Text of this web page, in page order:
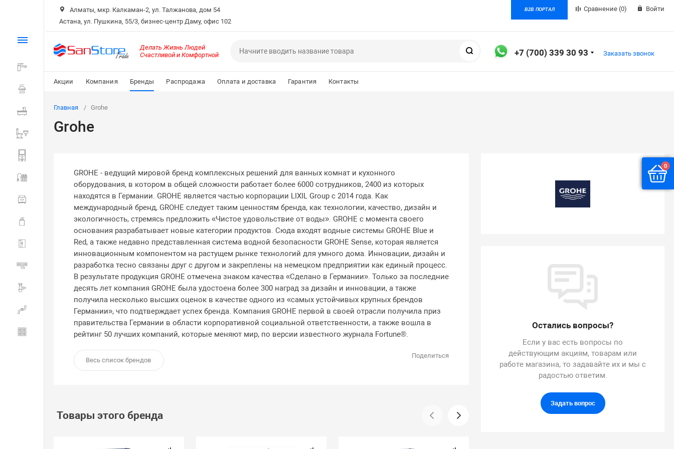
Алматы, мкр. Калкаман-2, ул. Талжанова, дом 54
Астана, ул. Пушкина, 55/3, бизнес-центр Даму, офис 102
B2B ПОРТАЛ Сравнение (0) Войти
Делать Жизнь Людей
Счастливой и Комфортной
+7 (700) 339 30 93 Заказать звонок
Акции Компания Бренды Распродажа Оплата и доставка Гарантия Контакты
Ванна
Санитарная керамика
Мойки и фильтры
Мебель для ванной
Аксессуары для ванной
Душевые ограждения
Трапы водоотводящие
Сливная и смывная арматура
Инженерная сантехника
Керамогранит
Главная Grohe
Grohe
GROHE - ведущий мировой бренд комплексных решений для ванных комнат и кухонного
оборудования, в котором в общей сложности работает более 6000 сотрудников, 2400 из которых
находятся в Германии. GROHE является частью корпорации LIXIL Group с 2014 года. Как
международный бренд, GROHE следует таким ценностям бренда, как технологии, качество, дизайн и
экологичность, стремясь предложить «Чистое удовольствие от воды». GROHE с момента своего
основания разрабатывает новые категории продуктов. Сюда входят водные системы GROHE Blue и
Red, а также недавно представленная система водной безопасности GROHE Sense, которая является
инновационным компонентом на растущем рынке технологий для умного дома. Инновации, дизайн и
разработка тесно связаны друг с другом и закреплены на немецком предприятии как единый процесс.
В результате продукция GROHE отмечена знаком качества «Сделано в Германии». Только за последние
десять лет компания GROHE была удостоена более 300 наград за дизайн и инновации, а также
получила несколько высших оценок в качестве одного из «самых устойчивых крупных брендов
Германии», что подтверждает успех бренда. Компания GROHE первой в своей отрасли получила приз
правительства Германии в области корпоративной социальной ответственности, а также вошла в
рейтинг 50 лучших компаний, которые меняют мир, по версии известного журнала Fortune®.
Весь список брендов
Поделиться
Товары этого бренда
Остались вопросы?
Если у вас есть вопросы по
действующим акциям, товарам или
работе магазина, то задавайте их и мы с
радостью ответим.
Задать вопрос
0